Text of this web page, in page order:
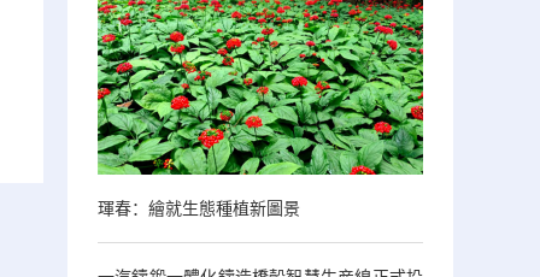
琿春：繪就生態種植新圖景